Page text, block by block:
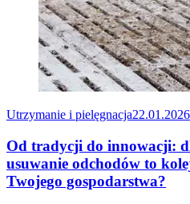
Utrzymanie i pielęgnacja22.01.2026
Od tradycji do innowacji:
usuwanie odchodów to
Twojego gospodarstwa?